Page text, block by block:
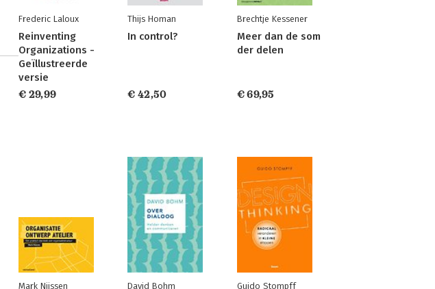
Frederic Laloux
Reinventing
Organizations -
Geïllustreerde
versie
€ 29,99
Thijs Homan
In control?
€ 42,50
Brechtje Kessener
Meer dan de som
der delen
€ 69,95
Mark Nijssen David Bohm Guido Stompff